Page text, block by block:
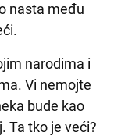
nasta među
narodima i
Vi nemojte
bude kao
Ta tko je veći?